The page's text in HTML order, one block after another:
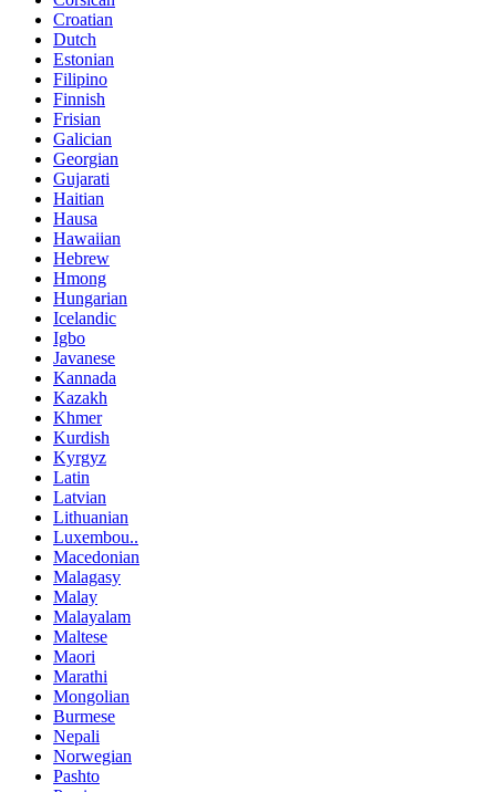
Croatian
Dutch
Estonian
Filipino
Finnish
Frisian
Galician
Georgian
Gujarati
Haitian
Hausa
Hawaiian
Hebrew
Hmong
Hungarian
Icelandic
Igbo
Javanese
Kannada
Kazakh
Khmer
Kurdish
Kyrgyz
Latin
Latvian
Lithuanian
Luxembou..
Macedonian
Malagasy
Malay
Malayalam
Maltese
Maori
Marathi
Mongolian
Burmese
Nepali
Norwegian
Pashto